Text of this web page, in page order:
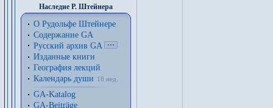
Наследие Р. Штейнера
О Рудольфе Штейнере
Содержание GA
Русский архив GA
Изданные книги
География лекций
Календарь души
18 нед.
GA-Katalog
GA-Beiträge